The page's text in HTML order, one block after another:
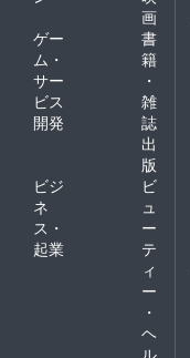
画
ゲー
ム・
サー
ビス
開発
書
籍
・
雑
誌
出
版
ビジ
ネ
ス・
起業
ビ
ュ
ー
テ
ィ
ー
・
ヘ
ル